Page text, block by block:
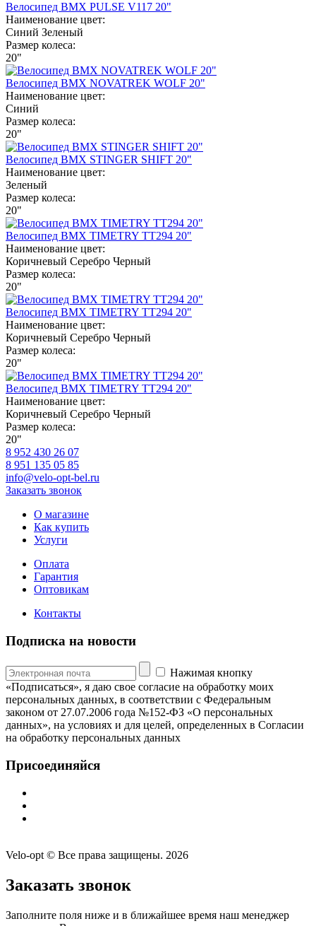
Велосипед BMX PULSE V117 20"
Наименование цвет:
Синий Зеленый
Размер колеса:
20"
Велосипед BMX NOVATREK WOLF 20"
Наименование цвет:
Синий
Размер колеса:
20"
Велосипед BMX STINGER SHIFT 20"
Наименование цвет:
Зеленый
Размер колеса:
20"
Велосипед BMX TIMETRY TT294 20"
Наименование цвет:
Коричневый Серебро Черный
Размер колеса:
20"
Велосипед BMX TIMETRY TT294 20"
Наименование цвет:
Коричневый Серебро Черный
Размер колеса:
20"
Велосипед BMX TIMETRY TT294 20"
Наименование цвет:
Коричневый Серебро Черный
Размер колеса:
20"
8 952 430 26 07
8 951 135 05 85
info@velo-opt-bel.ru
Заказать звонок
О магазине
Как купить
Услуги
Оплата
Гарантия
Оптовикам
Контакты
Подписка на новости
Нажимая кнопку
«Подписаться», я даю свое согласие на обработку моих
персональных данных, в соответствии с Федеральным
законом от 27.07.2006 года №152-ФЗ «О персональных
данных», на условиях и для целей, определенных в Согласии
на обработку персональных данных
Присоединяйся
Velo-opt © Все права защищены. 2026
Заказать звонок
Заполните поля ниже и в ближайшее время наш менеджер